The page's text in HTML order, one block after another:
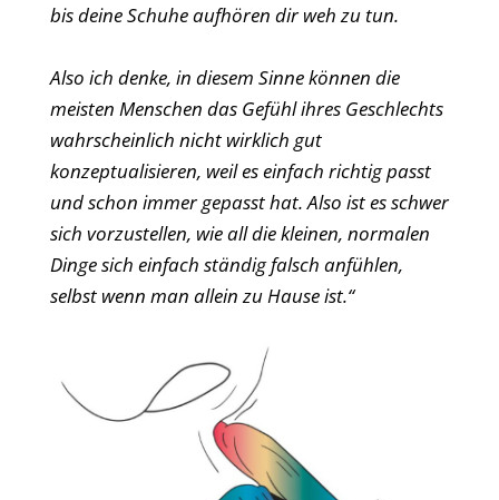
bis deine Schuhe aufhören dir weh zu tun.
Also ich denke, in diesem Sinne können die
meisten Menschen das Gefühl ihres Geschlechts
wahrscheinlich nicht wirklich gut
konzeptualisieren, weil es einfach richtig passt
und schon immer gepasst hat. Also ist es schwer
sich vorzustellen, wie all die kleinen, normalen
Dinge sich einfach ständig falsch anfühlen,
selbst wenn man allein zu Hause ist.“